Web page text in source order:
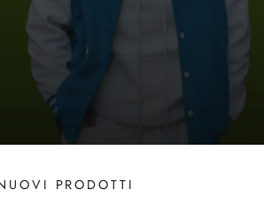
PRODOTTI